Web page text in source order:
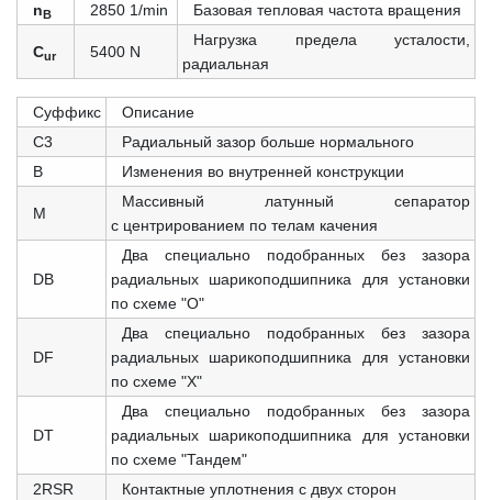
nB 2850 1/min Базовая тепловая частота вращения
Cur 5400 N
Нагрузка предела усталости,
радиальная
Суффикс
Описание
C3
Радиальный зазор больше нормального
B
Изменения во внутренней конструкции
M
Массивный латунный сепаратор
с центрированием по телам качения
DB
Два специально подобранных без зазора
радиальных шарикоподшипника для установки
по схеме "О"
DF
Два специально подобранных без зазора
радиальных шарикоподшипника для установки
по схеме "X"
DT
Два специально подобранных без зазора
радиальных шарикоподшипника для установки
по схеме "Тандем"
2RSR
Контактные уплотнения с двух сторон